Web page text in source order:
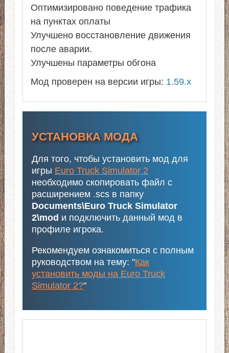
Оптимизировано поведение трафика
на пунктах оплаты
Улучшено восстановление движения
после аварии.
Улучшены параметры обгона
Мод проверен на версии игры: 1.59.x
УСТАНОВКА МОДА
Для того, чтобы установить мод для
игры Euro Truck Simulator 2
необходимо скопировать файл с
расширением .scs в папку
Documents\Euro Truck Simulator
2\mod и подключить данный мод в
профиле игрока.
Рекомендуем ознакомиться с полным
руководством на тему: "Как
установить моды на Euro Truck
Simulator 2?"